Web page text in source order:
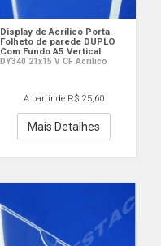
Display de Acrilico Porta
Folheto de parede DUPLO
Com Fundo A5 Vertical
DY340 21x15 V CF Acrilico
A partir de R$ 25,60
Mais Detalhes